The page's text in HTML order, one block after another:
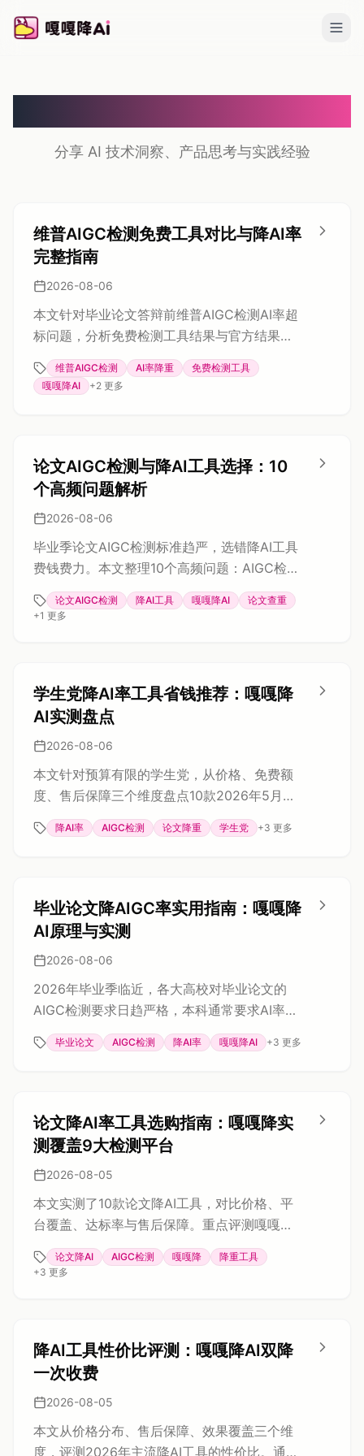
分享 AI 技术洞察、产品思考与实践经验
维普AIGC检测免费工具对比与降AI率
完整指南
2026-08-06
本文针对毕业论文答辩前维普AIGC检测AI率超
标问题，分析免费检测工具结果与官方结果不
一致的原因，盘点朱雀、万方等相对接近维普
的免费检测入口，并重点介绍嘎嘎降AI工具的
操作流程、价格与保障机制，最后回答常见问
维普AIGC检测 AI率降重
免费检测工具
嘎嘎降AI
+2 更多
论文AIGC检测与降AI工具选择：10
个高频问题解析
2026-08-06
毕业季论文AIGC检测标准趋严，选错降AI工具
费钱费力。本文整理10个高频问题：AIGC检测
合格线、知网/维普等平台差异、AI率过高根
源、提前预防方法、降AI对查重影响，并通过
论文AIGC检测 降AI工具 嘎嘎降AI
论文查重
+1 更多
学生党降AI率工具省钱推荐：嘎嘎降
AI实测盘点
2026-08-06
本文针对预算有限的学生党，从价格、免费额
度、售后保障三个维度盘点10款2026年5月实
用的论文降AIGC率工具。重点推荐嘎嘎降AI，
其支持知网、维普、万方、Turnitin等9大检测
位数。文章还拆解了2026年AIGC检测算法的
工作原理，指出传统同义词替换已失效，并给
出高性价比的省钱选购建议。
降AI率 AIGC检测 论文降重 学生党 +3 更多
毕业论文降AIGC率实用指南：嘎嘎降
AI原理与实测
2026-08-06
2026年毕业季临近，各大高校对毕业论文的
AIGC检测要求日趋严格，本科通常要求AI率
≤30%，硕博则多在20%以内。不少学生使用
AI辅助写作后，查重时AIGC疑似率飙升。本文
义同位素技术、风格迁移网络、术语保护功能
及适配平台，并分享使用技巧与性价比，帮助
读者有效降低论文AI率，满足学术规范。
毕业论文 AIGC检测 降AI率 嘎嘎降AI +3 更多
论文降AI率工具选购指南：嘎嘎降实
测覆盖9大检测平台
2026-08-05
本文实测了10款论文降AI工具，对比价格、平
台覆盖、达标率与售后保障。重点评测嘎嘎
降，其覆盖知网、维普、万方等9个检测平台，
千字4.8元，达标率99.26%，并提供1000字免
论文降AI AIGC检测 嘎嘎降
降重工具
+3 更多
降AI工具性价比评测：嘎嘎降AI双降
一次收费
2026-08-05
本文从价格分布、售后保障、效果覆盖三个维
度，评测2026年主流降AI工具的性价比。通过